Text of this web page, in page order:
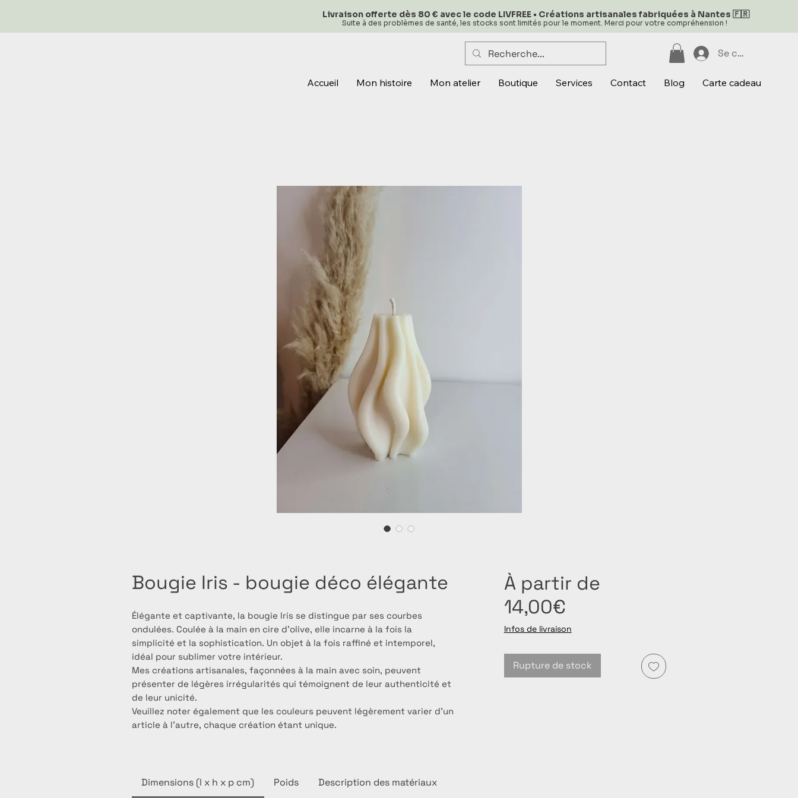
Livraison offerte dès 80 € avec le code LIVFREE • Créations artisanales fabriquées à Nantes 🇫🇷
Suite à des problèmes de santé, les stocks sont limités pour le moment. Merci pour votre compréhension !
Se connecter
Accueil Mon histoire Mon atelier Boutique Services Contact Blog Carte cadeau
Bougie Iris - bougie déco élégante
Élégante et captivante, la bougie Iris se distingue par ses courbes
ondulées. Coulée à la main en cire d'olive, elle incarne à la fois la
simplicité et la sophistication. Un objet à la fois raffiné et intemporel,
idéal pour sublimer votre intérieur.
Mes créations artisanales, façonnées à la main avec soin, peuvent
présenter de légères irrégularités qui témoignent de leur authenticité et
de leur unicité.
Veuillez noter également que les couleurs peuvent légèrement varier d’un
article à l’autre, chaque création étant unique.
Dimensions (l x h x p cm) Poids Description des matériaux
À partir de
14,00€Prix
promotionnel
Infos de livraison
Rupture de stock